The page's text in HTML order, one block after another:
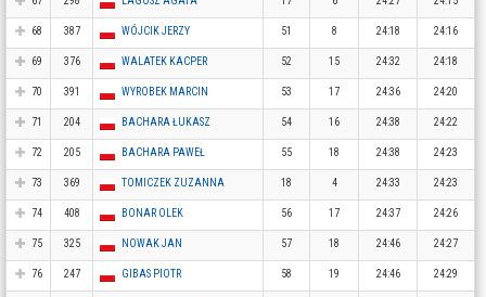
68 387 WÓJCIK JERZY 51 8 24:18 24:16
69 376 WALATEK KACPER 52 15 24:32 24:18
70 391 WYROBEK MARCIN 53 17 24:36 24:20
71 204 BACHARA ŁUKASZ 54 16 24:38 24:22
72 205 BACHARA PAWEŁ 55 18 24:38 24:23
73 369 TOMICZEK ZUZANNA 18 4 24:33 24:23
74 408 BONAR OLEK 56 17 24:37 24:26
75 325 NOWAK JAN 57 18 24:46 24:27
76 247 GIBAS PIOTR 58 19 24:46 24:29